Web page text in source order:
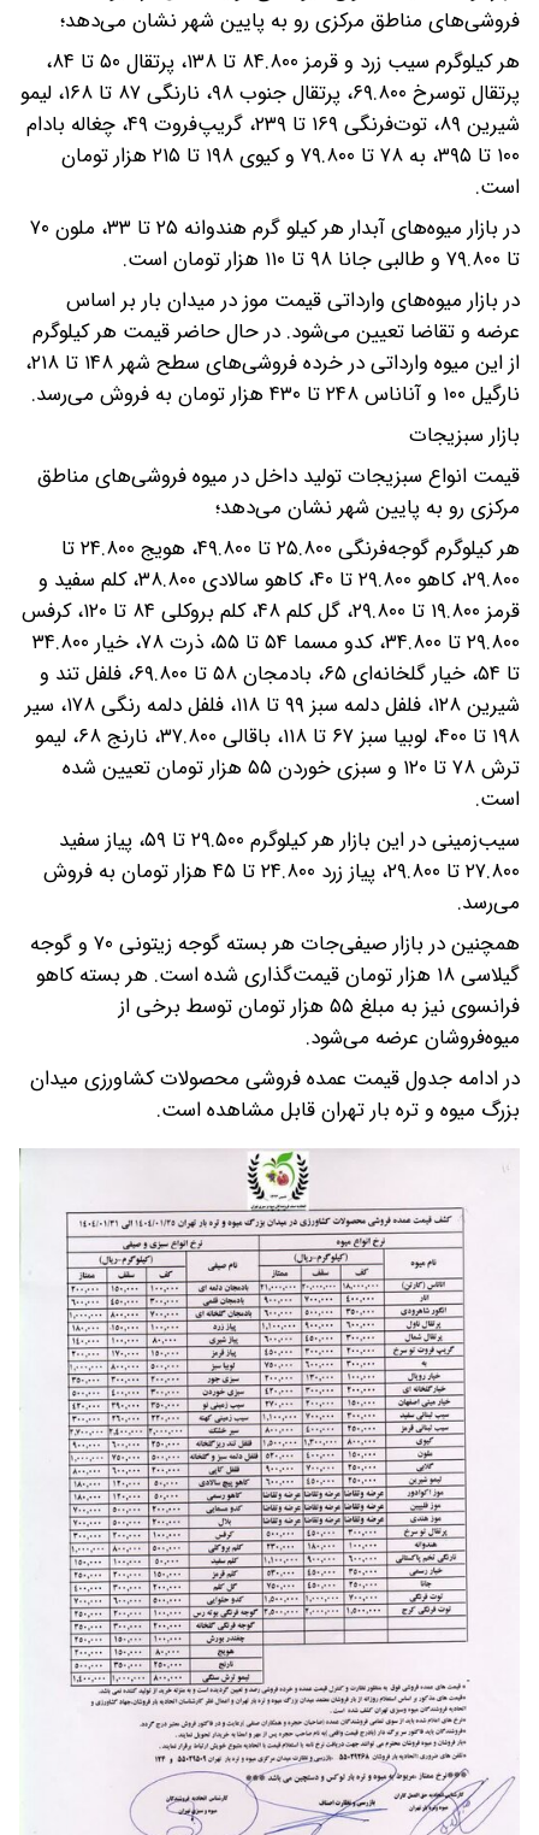
فروشی‌های مناطق مرکزی رو به پایین شهر نشان می‌دهد؛
هر کیلوگرم سیب زرد و قرمز ۸۴.۸۰۰ تا ۱۳۸، پرتقال ۵۰ تا ۸۴،
پرتقال توسرخ ۶۹.۸۰۰، پرتقال جنوب ۹۸، نارنگی ۸۷ تا ۱۶۸، لیمو
شیرین ۸۹، توت‌فرنگی ۱۶۹ تا ۲۳۹، گریپ‌فروت ۴۹، چغاله بادام
۱۰۰ تا ۳۹۵، به ۷۸ تا ۷۹.۸۰۰ و کیوی ۱۹۸ تا ۲۱۵ هزار تومان
است.
در بازار میوه‌های آبدار هر کیلو گرم هندوانه ۲۵ تا ۳۳، ملون ۷۰
تا ۷۹.۸۰۰ و طالبی جانا ۹۸ تا ۱۱۰ هزار تومان است.
در بازار میوه‌های وارداتی قیمت موز در میدان بار بر اساس
عرضه و تقاضا تعیین می‌شود. در حال حاضر قیمت هر کیلوگرم
از این میوه وارداتی در خرده فروشی‌های سطح شهر ۱۴۸ تا ۲۱۸،
نارگیل ۱۰۰ و آناناس ۲۴۸ تا ۴۳۰ هزار تومان به فروش می‌رسد.
بازار سبزیجات
قیمت انواع سبزیجات تولید داخل در میوه فروشی‌های مناطق
مرکزی رو به پایین شهر نشان می‌دهد؛
هر کیلوگرم گوجه‌فرنگی ۲۵.۸۰۰ تا ۴۹.۸۰۰، هویج ۲۴.۸۰۰ تا
۲۹.۸۰۰، کاهو ۲۹.۸۰۰ تا ۴۰، کاهو سالادی ۳۸.۸۰۰، کلم سفید و
قرمز ۱۹.۸۰۰ تا ۲۹.۸۰۰، گل کلم ۴۸، کلم بروکلی ۸۴ تا ۱۲۰، کرفس
۲۹.۸۰۰ تا ۳۴.۸۰۰، کدو مسما ۵۴ تا ۵۵، ذرت ۷۸، خیار ۳۴.۸۰۰
تا ۵۴، خیار گلخانه‌ای ۶۵، بادمجان ۵۸ تا ۶۹.۸۰۰، فلفل تند و
شیرین ۱۲۸، فلفل دلمه سبز ۹۹ تا ۱۱۸، فلفل دلمه رنگی ۱۷۸، سیر
۱۹۸ تا ۴۰۰، لوبیا سبز ۶۷ تا ۱۱۸، باقالی ۳۷.۸۰۰، نارنج ۶۸، لیمو
ترش ۷۸ تا ۱۲۰ و سبزی خوردن ۵۵ هزار تومان تعیین شده
است.
سیب‌زمینی در این بازار هر کیلوگرم ۲۹.۵۰۰ تا ۵۹، پیاز سفید
۲۷.۸۰۰ تا ۲۹.۸۰۰، پیاز زرد ۲۴.۸۰۰ تا ۴۵ هزار تومان به فروش
می‌رسد.
همچنین در بازار صیفی‌جات هر بسته گوجه زیتونی ۷۰ و گوجه
گیلاسی ۱۸ هزار تومان قیمت‌گذاری شده است. هر بسته کاهو
فرانسوی نیز به مبلغ ۵۵ هزار تومان توسط برخی از
میوه‌فروشان عرضه می‌شود.
در ادامه جدول قیمت عمده فروشی محصولات کشاورزی میدان
بزرگ میوه و تره بار تهران قابل مشاهده است.